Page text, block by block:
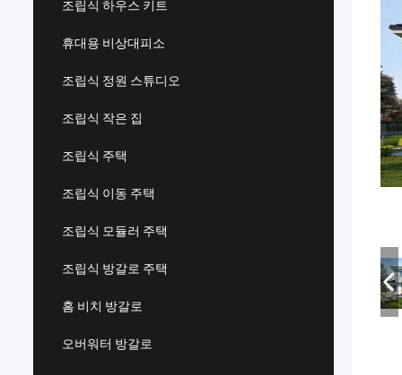
조립식 하우스 키트
휴대용 비상대피소
조립식 정원 스튜디오
조립식 작은 집
조립식 주택
조립식 이동 주택
조립식 모듈러 주택
조립식 방갈로 주택
홈 비치 방갈로
오버워터 방갈로